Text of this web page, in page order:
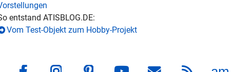
entstand ATISBLOG.DE:
Vom Test-Objekt zum Hobby-Projekt